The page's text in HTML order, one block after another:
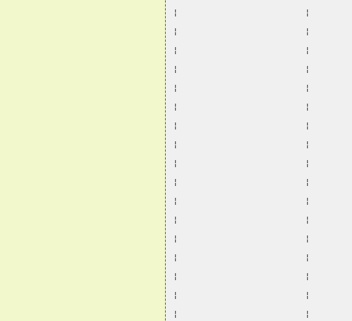
¦                       ¦
¦                       ¦
¦                       ¦
¦                       ¦
¦                       ¦
¦                       ¦
¦                       ¦
¦                       ¦
¦                       ¦
¦                       ¦
¦                       ¦
¦                       ¦
¦                       ¦
¦                       ¦
¦                       ¦
¦                       ¦
¦                       ¦